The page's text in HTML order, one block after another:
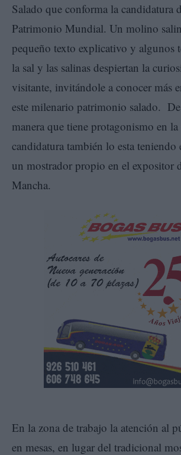
Salado que conforma la candidatura
Patrimonio Mundial. Un molino
pequeño texto explicativo y algunos
la sal y las salinas despiertan la
visitante, invitándole a conocer más
este milenario patrimonio salado.
manera que tiene protagonismo en
candidatura también lo esta
un mostrador propio en el expositor
Mancha.
En la zona de trabajo la atención al
en mesas, en lugar del tradicional